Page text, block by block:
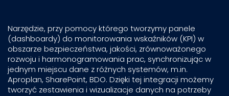
Narzędzie, przy pomocy którego tworzymy panele
(dashboardy) do monitorowania wskaźników (KPI) w
obszarze bezpieczeństwa, jakości, zrównoważonego
rozwoju i harmonogramowania prac, synchronizując w
jednym miejscu dane z różnych systemów, m.in.
Aproplan, SharePoint, BDO. Dzięki tej integracji możemy
tworzyć zestawienia i wizualizacje danych na potrzeby